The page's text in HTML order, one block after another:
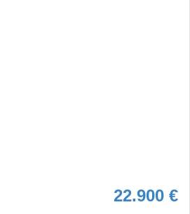
22.900 €